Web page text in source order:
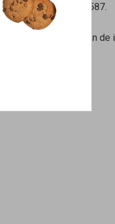
bijvoorbeeld 587.
(SSL)’ in.
na het toepassen van de